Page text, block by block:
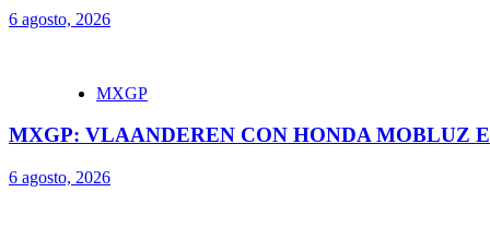
6 agosto, 2026
MXGP
MXGP: VLAANDEREN CON HONDA MOBLUZ
6 agosto, 2026